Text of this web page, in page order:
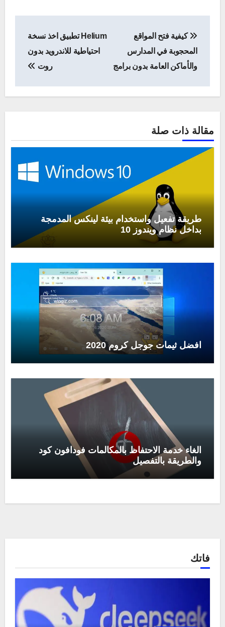
المقالات
كيفية فتح المواقع
المحجوبة في المدارس
والأماكن العامة بدون برامج
Helium تطبيق اخذ نسخة
احتياطية للاندرويد بدون
روت
مقالة ذات صلة
طريقة تفعيل واستخدام بيئة لينكس المدمجة
بداخل نظام ويندوز 10
افضل ثيمات جوجل كروم 2020
الغاء خدمة الاحتفاظ بالمكالمات فودافون كود
والطريقة بالتفصيل
فاتك